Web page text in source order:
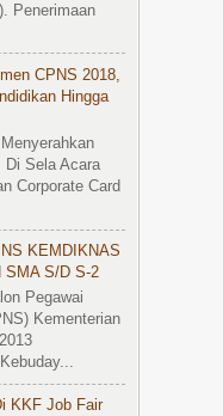
Penerimaan
CPNS 2018,
Hingga
Di Sela Acara
Corporate Card
KEMDIKNAS
SMA S/d S-2
Pegawai
Kementerian
KKF Job Fair